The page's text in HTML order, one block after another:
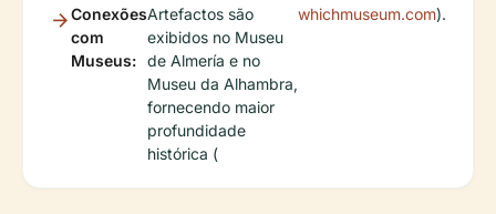
Conexões
com
Museus:
Artefactos são
exibidos no Museu
de Almería e no
Museu da Alhambra,
fornecendo maior
profundidade
histórica (
whichmuseum.com).